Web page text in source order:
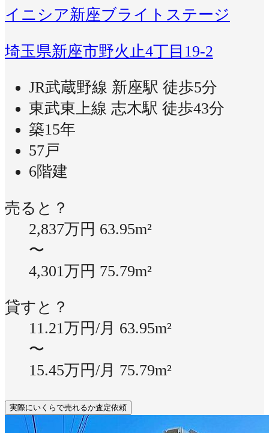
イニシア新座ブライトステージ
埼玉県新座市野火止4丁目19-2
JR武蔵野線 新座駅 徒歩5分
東武東上線 志木駅 徒歩43分
築15年
57戸
6階建
売ると？
2,837万円 63.95m²
〜
4,301万円 75.79m²
貸すと？
11.21万円/月 63.95m²
〜
15.45万円/月 75.79m²
実際にいくらで売れるか査定依頼